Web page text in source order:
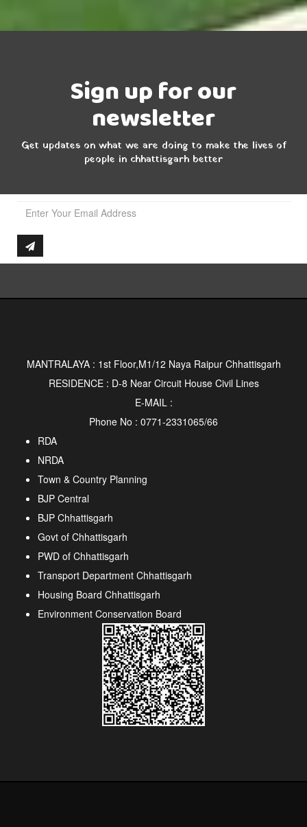
Sign up for our
newsletter
Get updates on what we are doing to make the lives of
people in chhattisgarh better
MANTRALAYA : 1st Floor,M1/12 Naya Raipur Chhattisgarh
RESIDENCE : D-8 Near Circuit House Civil Lines
E-MAIL :
Phone No : 0771-2331065/66
RDA
NRDA
Town & Country Planning
BJP Central
BJP Chhattisgarh
Govt of Chhattisgarh
PWD of Chhattisgarh
Transport Department Chhattisgarh
Housing Board Chhattisgarh
Environment Conservation Board